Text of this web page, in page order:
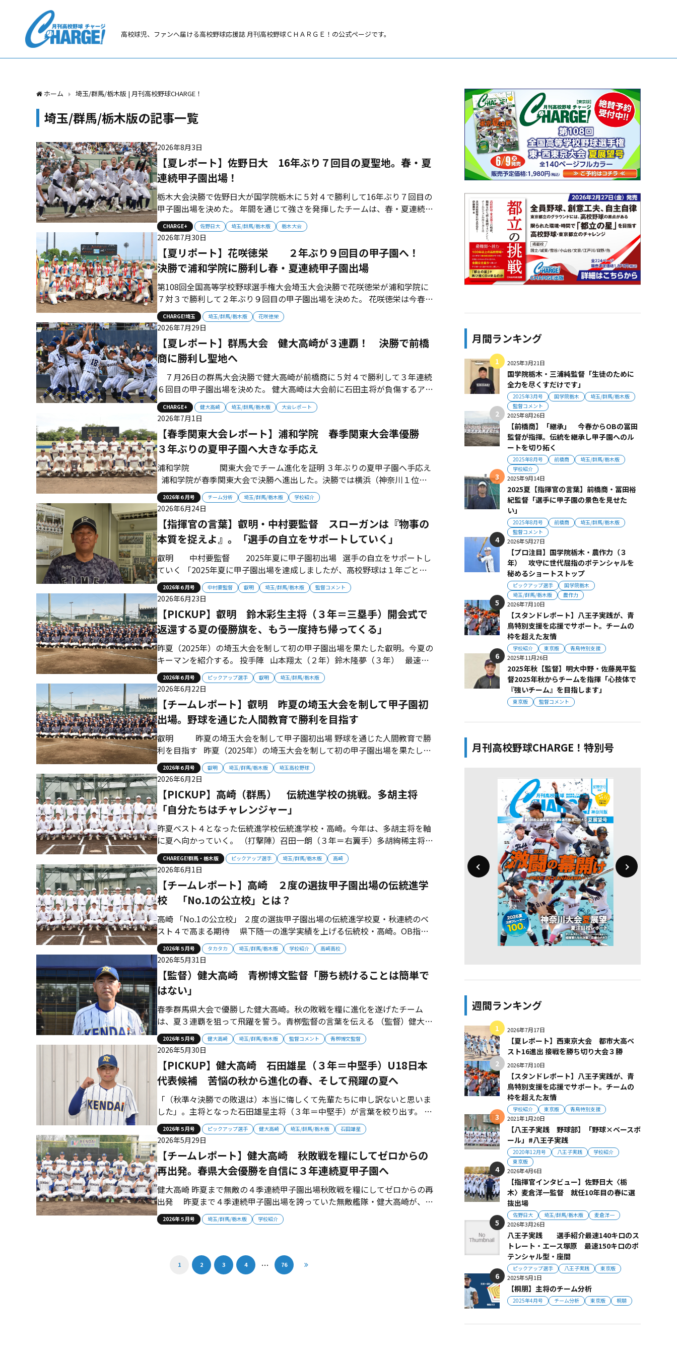
高校球児、ファンへ届ける高校野球応援誌 月刊高校野球ＣＨＡＲＧＥ！の公式ページです。
ホーム 埼玉/群馬/栃木版 | 月刊高校野球CHARGE！
埼玉/群馬/栃木版の記事一覧
CHARGE+ 佐野日大 埼玉/群馬/栃木版 栃木大会
【夏レポート】佐野日大 16年ぶり７回目の夏聖地。春・夏
連続甲子園出場！
2026年8月3日
栃木大会決勝で佐野日大が国学院栃木に５対４で勝利して16年ぶり７回目の
甲子園出場を決めた。 年間を通じて強さを発揮したチームは、春・夏連続出
場となった。 決勝戦は激闘だった。 １対２で迎えた９回裏に同点に追いつ
くと、延長タイブレークでも２点をリードされた。10回裏に１点を返すと、
小島がサヨナラ逆転本塁打を放って劇的な優...
CHARGE!埼玉 埼玉/群馬/栃木版 花咲徳栄
【夏リポート】花咲徳栄 ２年ぶり９回目の甲子園へ！
決勝で浦和学院に勝利し春・夏連続甲子園出場
2026年7月30日
第108回全国高等学校野球選手権大会埼玉大会決勝で花咲徳栄が浦和学院に
７対３で勝利して２年ぶり９回目の甲子園出場を決めた。 花咲徳栄は今春の
選抜に出場し23年ぶりのベスト８。 春夏連続出場を目指すチームは準決勝で
昌平に勝利して決勝・浦和学院戦を迎えた。 ３回に先制を許す展開だったが
６回に１対１の同点に追いつくと、終盤に...
CHARGE+ 健大高崎 埼玉/群馬/栃木版 大会レポート
【夏レポート】群馬大会 健大高崎が３連覇！ 決勝で前橋
商に勝利し聖地へ
2026年7月29日
７月26日の群馬大会決勝で健大高崎が前橋商に５対４で勝利して３年連続
６回目の甲子園出場を決めた。 健大高崎は大会前に石田主将が負傷するアク
シデント。大会２回戦を欠場したが３回戦から出場した。準々決勝で農大
二、準決勝で前橋育英に勝利して決勝戦へ駒を進めた。 ２対１で迎えた７回
に２失点して一時逆転を許したが、８回に神崎の...
2026年６月号 チーム分析 埼玉/群馬/栃木版 学校紹介
【春季関東大会レポート】浦和学院 春季関東大会準優勝
３年ぶりの夏甲子園へ大きな手応え
2026年7月1日
浦和学院 関東大会でチーム進化を証明 ３年ぶりの夏甲子園へ手応え
浦和学院が春季関東大会で決勝へ進出した。決勝では横浜（神奈川１位）
に敗れたが堂々の準優勝で夏に向けての順調な進化を示した。 甲子園常連
校相手に実力誇示 関東準優勝は、チーム全体の成長の証だった。埼玉県大会
決勝で花咲徳栄に勝利し、埼玉１位...
2026年６月号 中村要監督 叡明 埼玉/群馬/栃木版 監督コメント
【指揮官の言葉】叡明・中村要監督 スローガンは『物事の
本質を捉えよ』。「選手の自立をサポートしていく」
2026年6月24日
叡明 中村要監督 2025年夏に甲子園初出場 選手の自立をサポートし
ていく 「2025年夏に甲子園出場を達成しましたが、高校野球は１年ごとの
勝負。今年も新たな挑戦になります。『物事の本質を捉えよ』。野球を通じ
た人間教育という本質から逸れることなく、選手の自立をサポートしていき
たいと思います」 1973年生まれ。...
2026年６月号 ピックアップ選手 叡明 埼玉/群馬/栃木版
【PICKUP】叡明 鈴木彩生主将（３年＝三塁手）開会式で
返還する夏の優勝旗を、もう一度持ち帰ってくる」
2026年6月23日
昨夏（2025年）の埼玉大会を制して初の甲子園出場を果たした叡明。今夏の
キーマンを紹介する。 投手陣 山本翔太（２年）鈴木隆夢（３年） 最速
140キロのストレートが武器の鈴木隆夢と、制球派・山本の２枚で勝負して
いく。 キーマン （左から） 鈴木彩生主将、本間健太、青木柚吾、赤城
翔、長島輝平 （３年＝三塁...
2026年６月号 叡明 埼玉/群馬/栃木版 埼玉高校野球
【チームレポート】叡明 昨夏の埼玉大会を制して甲子園初
出場。野球を通じた人間教育で勝利を目指す
2026年6月22日
叡明 昨夏の埼玉大会を制して甲子園初出場 野球を通じた人間教育で勝
利を目指す 昨夏（2025年）の埼玉大会を制して初の甲子園出場を果たした
叡明。野球の本質と向き合いながら、一戦必勝の先にある“連覇”を目指す。
昨夏は勢いに乗った戦いで埼玉制覇 昨夏の埼玉大会で快進撃を見せて埼玉の
トーナメントを一気に駆け...
CHAREGE!群馬・栃木版 ピックアップ選手 埼玉/群馬/栃木版 高崎
【PICKUP】高崎（群馬） 伝統進学校の挑戦。多胡主将
「自分たちはチャレンジャー」
2026年6月2日
昨夏ベスト４となった伝統進学校伝統進学校・高崎。今年は、多胡主将を軸
に夏へ向かっていく。 （打撃陣）召田一朗（３年＝右翼手）多胡絢稀主将
（３年＝一塁手）坂下悠真（３年＝遊撃手）鎌田笑太朗（３年＝左翼手）広
角に力強い打球を放つ鎌田が打線の軸となり、坂下、多胡主将、召田らが得
点に絡んでいく。今年の高崎は打線のつながりで勝負...
2026年５月号 タカタカ 埼玉/群馬/栃木版 学校紹介 高崎高校
【チームレポート】高崎 ２度の選抜甲子園出場の伝統進学
校 「No.1の公立校」とは？
2026年6月1日
高崎 「No.1の公立校」 ２度の選抜甲子園出場の伝統進学校夏・秋連続のベ
スト４で高まる期待 県下随一の進学実績を上げる伝統校・高崎。OB指揮
官が率いるチームは、2025年夏・秋連続でベスト４へ進出するなど、再び地
力を高めている。 ■昨春２回戦敗退が転機 1981年、2012年に選抜出場を
果たした伝統校・高崎は、2...
2026年５月号 健大高崎 埼玉/群馬/栃木版 監督コメント 青栁博文監督
【監督）健大高崎 青栁博文監督「勝ち続けることは簡単で
はない」
2026年5月31日
春季群馬県大会で優勝した健大高崎。秋の敗戦を糧に進化を遂げたチーム
は、夏３連覇を狙って飛躍を誓う。青栁監督の言葉を伝える （監督）健大高
崎・青栁博文監督 勝ち続けることは簡単ではない 「秋季県大会で（桐生第
一に）負けて甲子園の連続出場が止まったが、過去は変えることができな
い。負けたのは偶然ではなく、自分たちの力がなかっ...
2026年５月号 ピックアップ選手 健大高崎 埼玉/群馬/栃木版 石田雄星
【PICKUP】健大高崎 石田雄星（３年＝中堅手）U18日本
代表候補 苦悩の秋から進化の春、そして飛躍の夏へ
2026年5月30日
「（秋準々決勝での敗退は）本当に悔しくて先輩たちに申し訳ないと思いま
した」。主将となった石田雄星主将（３年＝中堅手）が言葉を絞り出す。 石
田主将は先輩たちと共に３度の甲子園を経験し、強い健大高崎の一員として
グラウンドに立ってきた。 石田主将にとって秋準々決勝・桐生第一戦の負け
は入学後、県内初の敗戦だった。 過去２年は箱...
2026年５月号 埼玉/群馬/栃木版 学校紹介
【チームレポート】健大高崎 秋敗戦を糧にしてゼロからの
再出発。春県大会優勝を自信に３年連続夏甲子園へ
2026年5月29日
健大高崎 昨夏まで無敵の４季連続甲子園出場秋敗戦を糧にしてゼロからの再
出発 昨夏まで４季連続甲子園出場を誇っていた無敵艦隊・健大高崎が、昨
秋県大会で桐生第一に敗れて進撃が止まった。敗戦を受け止めて冬のトレー
ニングに臨んだ選手たちは、再起を誓ってリスタートを切った。 ■県内33連
1 2 3 4 … 76
月間ランキング
2025年3月21日
国学院栃木・三浦純監督「生徒のために
全力を尽くすだけです」
2025年3月号 国学院栃木
埼玉/群馬/栃木版
監督コメント
2025年8月26日
【前橋商】「継承」 今春からOBの冨田
監督が指揮。伝統を継承し甲子園へのル
ートを切り拓く
2025年8月号 前橋商
埼玉/群馬/栃木版
学校紹介
2025年9月14日
2025夏【指揮官の言葉】前橋商・冨田裕
紀監督「選手に甲子園の景色を見せた
い」
2025年8月号 前橋商
埼玉/群馬/栃木版
監督コメント
2026年5月27日
【プロ注目】国学院栃木・農作力（３
年） 攻守に世代屈指のポテンシャルを
秘めるショートストップ
ピックアップ選手
国学院栃木
埼玉/群馬/栃木版
農作力
2026年7月10日
【スタンドレポート】八王子実践が、青
鳥特別支援を応援でサポート。チームの
枠を超えた友情
学校紹介 東京版 青鳥特別支援
2025年11月26日
2025年秋【監督】明大中野・佐藤晃平監
督2025年秋からチームを指揮「心技体で
『強いチーム』を目指します」
東京版 監督コメント
月刊高校野球CHARGE！特別号
週間ランキング
2026年7月17日
【夏レポート】西東京大会 都市大高ベ
スト16進出 接戦を勝ち切り大会３勝
2026年7月10日
【スタンドレポート】八王子実践が、青
鳥特別支援を応援でサポート。チームの
枠を超えた友情
学校紹介 東京版 青鳥特別支援
2021年1月20日
【八王子実践 野球部】「野球×ベースボ
ール」#八王子実践
2020年12月号 八王子実践
学校紹介
東京版
2026年4月6日
【指揮官インタビュー】佐野日大〈栃
木〉麦倉洋一監督 就任10年目の春に選
抜出場
佐野日大 埼玉/群馬/栃木版 麦倉洋一
2026年3月26日
八王子実践 選手紹介最速140キロのス
トレート・エース塚原 最速150キロのポ
テンシャル型・座間
ピックアップ選手 八王子実践 東京版
2025年5月1日
【桐朋】主将のチーム分析
2025年4月号 チーム分析 東京版 桐朋